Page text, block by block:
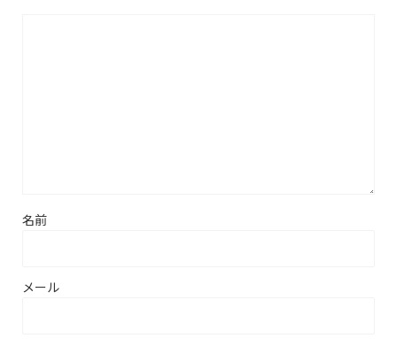
名前
メール